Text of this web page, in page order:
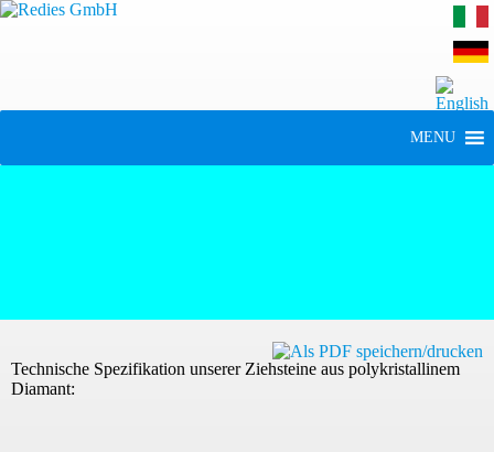
MENU
Technische Spezifikation unserer Ziehsteine aus polykristallinem
Diamant: